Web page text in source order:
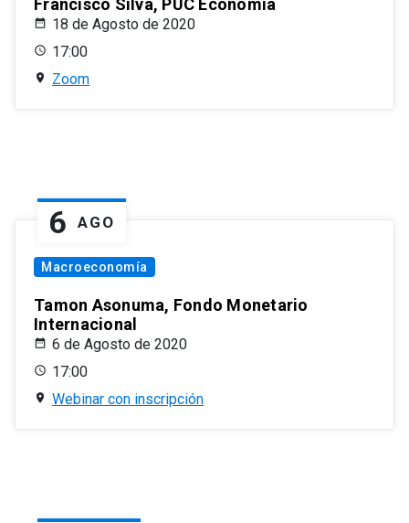
Francisco Silva, PUC Economía
18 de Agosto de 2020
17:00
Zoom
6 AGO
Macroeconomía
Tamon Asonuma, Fondo Monetario
Internacional
6 de Agosto de 2020
17:00
Webinar con inscripción